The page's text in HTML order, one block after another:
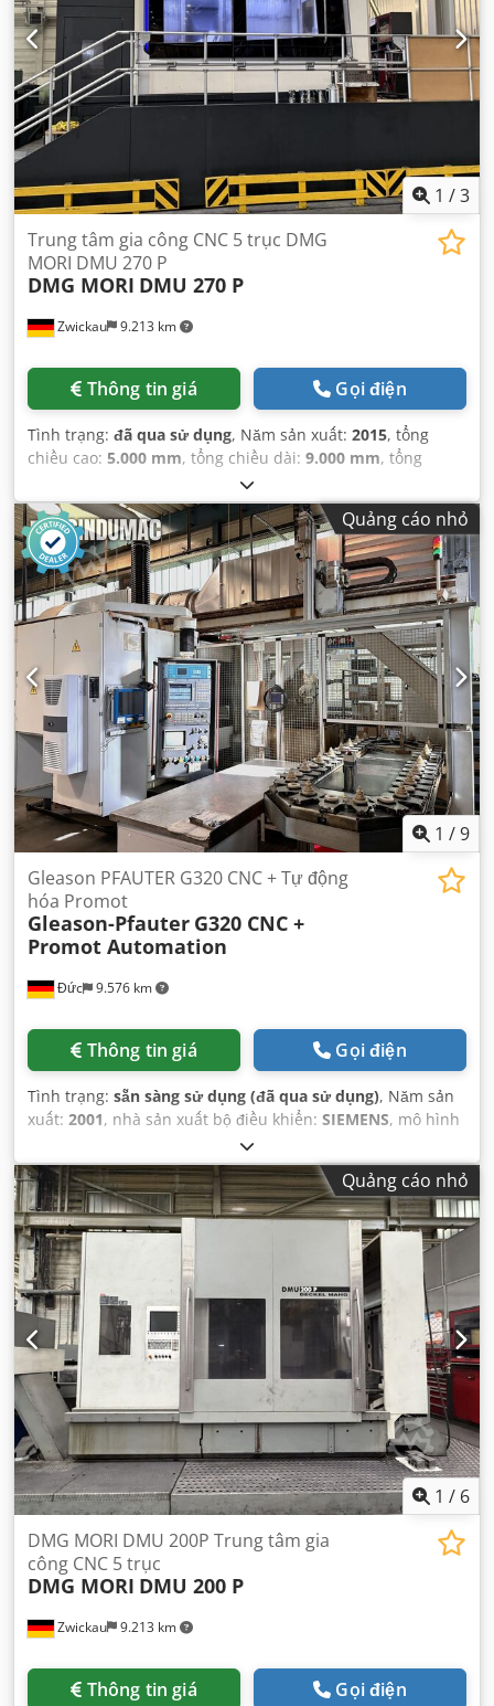
1 /3
Zwickau 9.213 km
Trung tâm gia công CNC 5 trục DMG
MORI DMU 270 P
DMG MORI DMU 270 P
Thông tin giá Gọi điện
Tình trạng: đã qua sử dụng, Năm sản xuất: 2015, tổng
chiều cao: 5.000 mm, tổng chiều dài: 9.000 mm, tổng
, trọng lượng tổng cộng:
Quảng cáo nhỏ
1 /9
Đức 9.576 km
Gleason PFAUTER G320 CNC + Tự động
hóa Promot
Gleason-Pfauter G320 CNC +
Promot Automation
Thông tin giá Gọi điện
Tình trạng: sẵn sàng sử dụng (đã qua sử dụng), Năm sản
xuất: 2001, nhà sản xuất bộ điều khiển: SIEMENS, mô hình
, trọng lượng tổng cộng:
lượng trục:5,
Quảng cáo nhỏ
1 / 6
Zwickau 9.213 km
DMG MORI DMU 200P Trung tâm gia
công CNC 5 trục
DMG MORI DMU 200 P
Thông tin giá Gọi điện